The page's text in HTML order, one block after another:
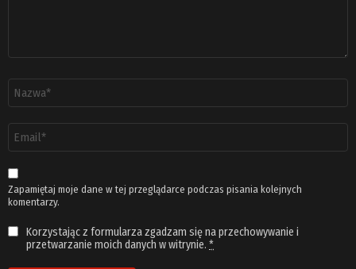
email
*
Zapamiętaj moje dane w tej przeglądarce podczas pisania kolejnych
komentarzy.
Korzystając z formularza zgadzam się na przechowywanie i
przetwarzanie moich danych w witrynie. *